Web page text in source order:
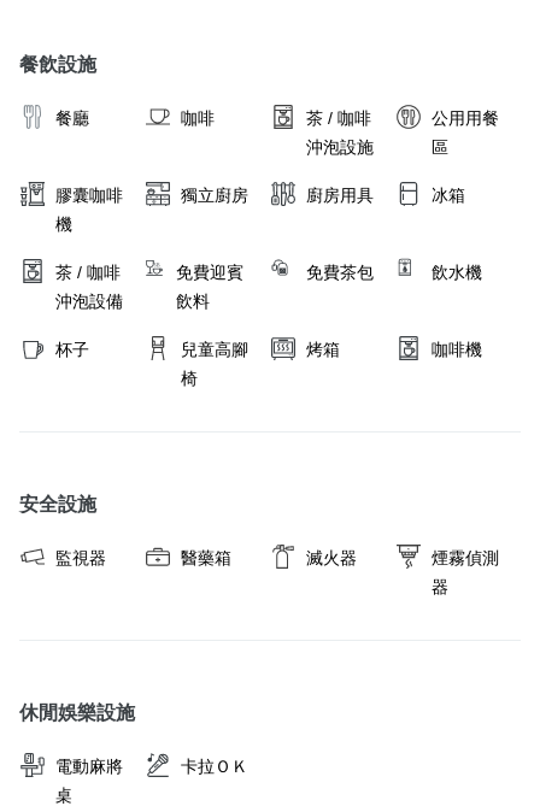
餐飲設施
餐廳 咖啡
茶 / 咖啡
沖泡設施
公用用餐
區
膠囊咖啡
機
獨立廚房 廚房用具 冰箱
茶 / 咖啡
沖泡設備
免費迎賓
飲料
免費茶包 飲水機
杯子
兒童高腳
椅
烤箱 咖啡機
安全設施
監視器 醫藥箱 滅火器
煙霧偵測
器
休閒娛樂設施
電動麻將
桌
卡拉ＯＫ